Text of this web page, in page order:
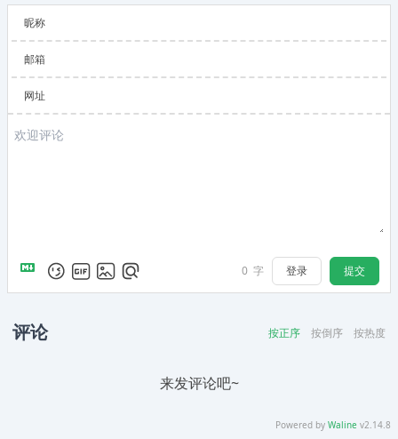
昵称
邮箱
网址
0 字 登录 提交
评论 按正序 按倒序 按热度
来发评论吧~
Powered by Waline v2.14.8